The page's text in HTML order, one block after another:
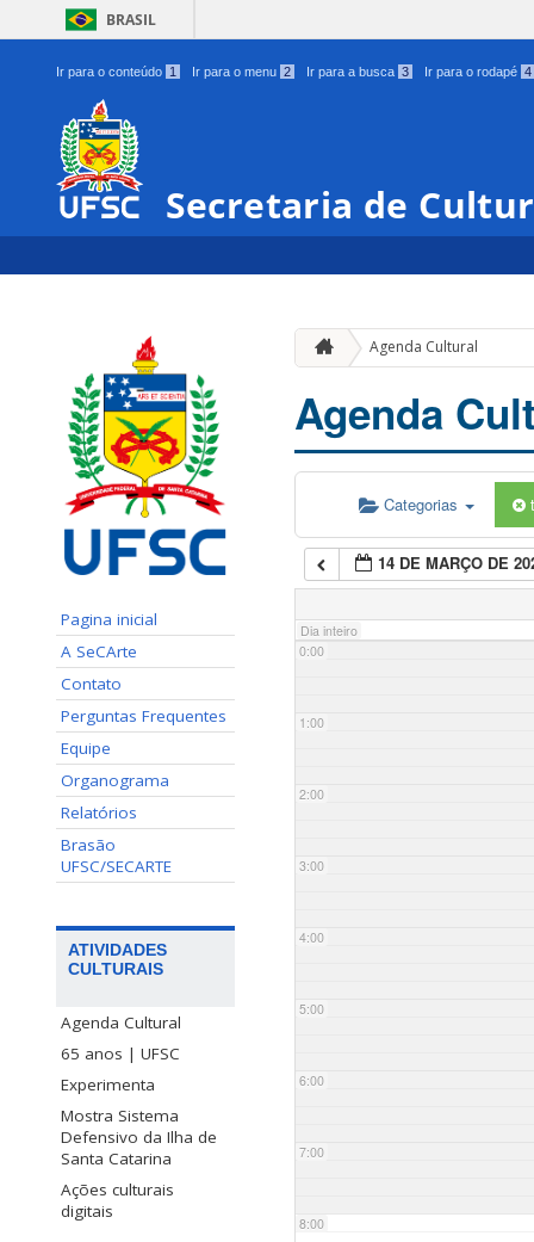
BRASIL
Ir para o conteúdo 1 Ir para o menu 2 Ir para a busca 3 Ir para o rodapé 4
Secretaria de
Pagina inicial
A SeCArte
Contato
Perguntas Frequentes
Equipe
Organograma
Relatórios
Brasão
UFSC/SECARTE
ATIVIDADES
CULTURAIS
Agenda Cultural
65 anos | UFSC
Experimenta
Mostra Sistema
Defensivo da Ilha de
Santa Catarina
Ações culturais
digitais
Agenda Cultural
Agenda
Categorias
14 DE MARÇO DE
Dia inteiro
0:00
1:00
2:00
3:00
4:00
5:00
6:00
7:00
8:00